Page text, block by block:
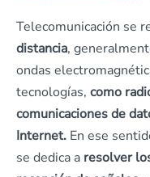
Telecomunicación se
distancia,
ondas
tecnologías, como
comunicaciones de
Internet. En ese
se dedica a resolver